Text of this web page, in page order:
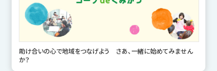
助け合いの心で地域をつなげよう さあ、一緒に始めてみません
か？